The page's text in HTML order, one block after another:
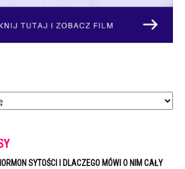
SYTOŚCI I DLACZEGO MÓWI O NIM CAŁY